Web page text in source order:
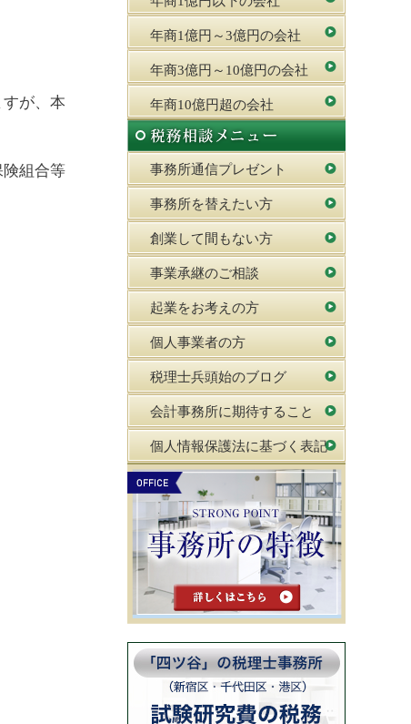
が、本
組合等
年商1億円～3億円の会社
年商3億円～10億円の会社
年商10億円超の会社
事務所通信プレゼント
事務所を替えたい方
創業して間もない方
事業承継のご相談
起業をお考えの方
個人事業者の方
税理士兵頭始のブログ
会計事務所に期待すること
個人情報保護法に基づく表記